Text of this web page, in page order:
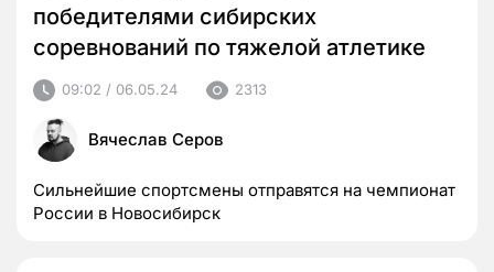
победителями сибирских
соревнований по тяжелой атлетике
09:02 / 06.05.24 2313
Вячеслав Серов
Сильнейшие спортсмены отправятся на чемпионат
России в Новосибирск